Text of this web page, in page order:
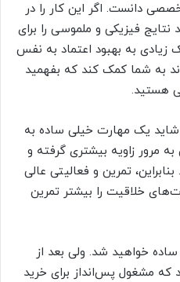
دانست. اگر این کار را در
فیزیکی و ملموسی را برای
به بهبود اعتماد به نفس
به شما کمک کند که بفهمید
هستید.
شاید یک مهارت خیلی ساده به
مرور زاویه بیشتری گرفته و
تمرین و فعالیتی عالی
خلاقیت را بیشتر تمرین
خواهید شد. ولی بعد از
مشغول پس‌انداز برای خرید